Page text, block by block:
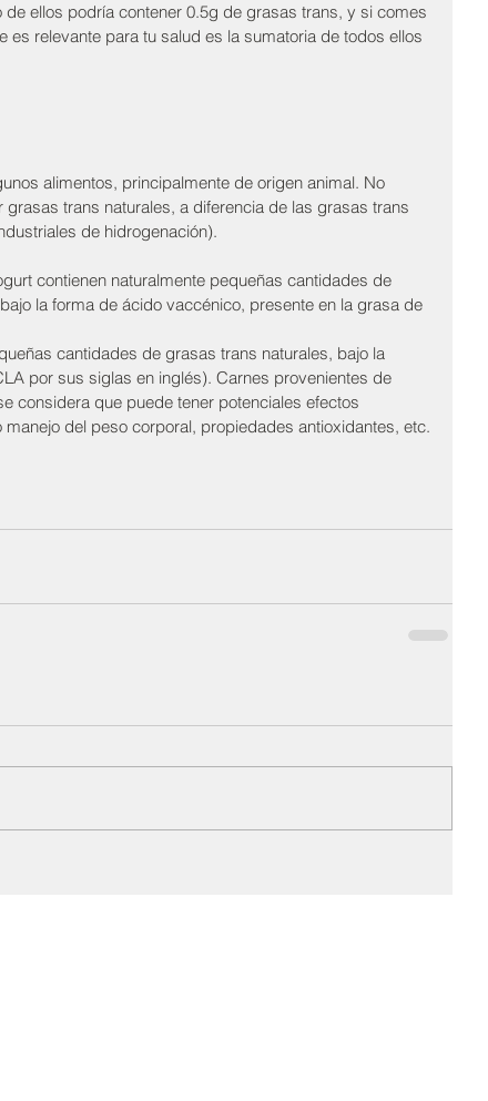
ellos podría contener 0.5g de grasas trans, y si comes
es relevante para tu salud es la sumatoria de todos ellos
alimentos, principalmente de origen animal. No
trans naturales, a diferencia de las grasas trans
de hidrogenación).
contienen naturalmente pequeñas cantidades de
la forma de ácido vaccénico, presente en la grasa de
cantidades de grasas trans naturales, bajo la
por sus siglas en inglés). Carnes provenientes de
considera que puede tener potenciales efectos
del peso corporal, propiedades antioxidantes, etc.